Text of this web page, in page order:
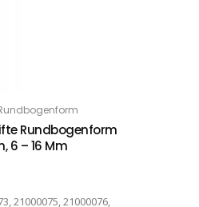
Rundbogenform
6 – 16 Mm
21000075, 21000076,